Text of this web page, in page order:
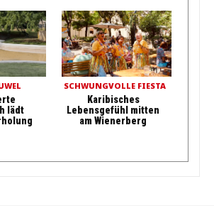
lädt
SCHWUNGVOLLE FIESTA
Karibisches
Lebensgefühl mitten
am Wienerberg